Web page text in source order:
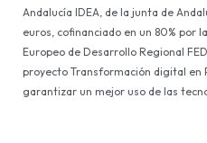
Andalucía IDEA, de la junta de
euros, cofinanciado en un 80% por
Europeo de Desarrollo Regional
proyecto Transformación digital en
garantizar un mejor uso de las